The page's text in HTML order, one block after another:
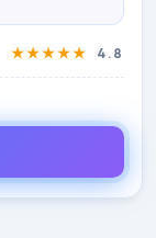
★★★★★ 4.8